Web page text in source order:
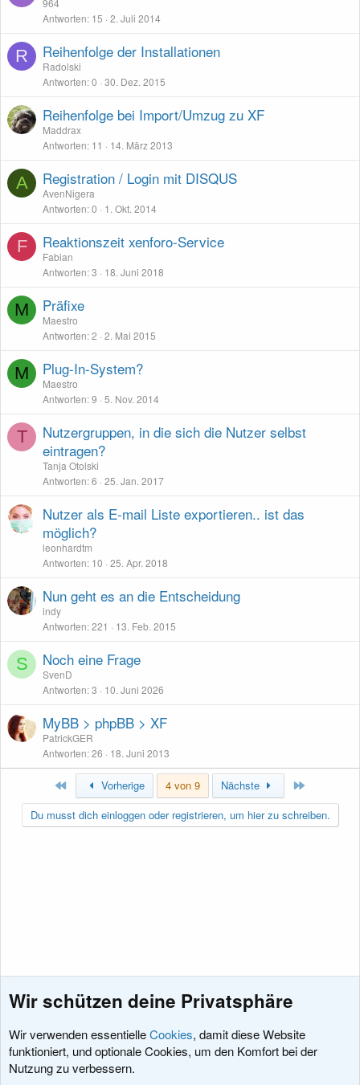
964
Antworten 15 2. Juli 2014
R Reihenfolge der Installationen
Radolski
Antworten 0 30. Dez. 2015
Reihenfolge bei Import/Umzug zu XF
Maddrax
Antworten 11 14. März 2013
A Registration / Login mit DISQUS
AvenNigera
Antworten 0 1. Okt. 2014
F Reaktionszeit xenforo-Service
Fabian
Antworten 3 18. Juni 2018
M Präfixe
Maestro
Antworten 2 2. Mai 2015
M Plug-In-System?
Maestro
Antworten 9 5. Nov. 2014
T
Nutzergruppen, in die sich die Nutzer selbst
eintragen?
Tanja Otolski
Antworten 6 25. Jan. 2017
Nutzer als E-mail Liste exportieren.. ist das
möglich?
leonhardtm
Antworten 10 25. Apr. 2018
Nun geht es an die Entscheidung
indy
Antworten 221 13. Feb. 2015
S Noch eine Frage
SvenD
Antworten 3 10. Juni 2026
MyBB > phpBB > XF
PatrickGER
Antworten 26 18. Juni 2013
Erste Vorherige 4 von 9 Nächste
Du musst dich einloggen oder registrieren, um hier zu schreiben.
Themen zur XenForo Software
Wir schützen deine Privatsphäre
Wir verwenden essentielleCookies, damit diese Website
funktioniert, und optionale Cookies, um den Komfort bei der
Nutzung zu verbessern.